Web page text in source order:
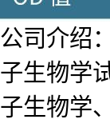
公司介绍
子生物学
子生物学